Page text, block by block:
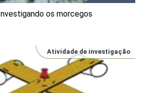
Investigando os morcegos
Atividade de investigação